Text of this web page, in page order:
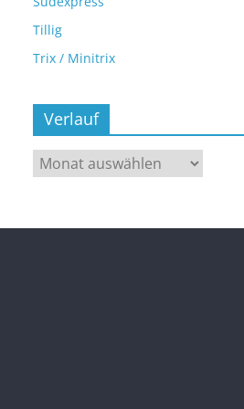
Tillig
Trix / Minitrix
Verlauf